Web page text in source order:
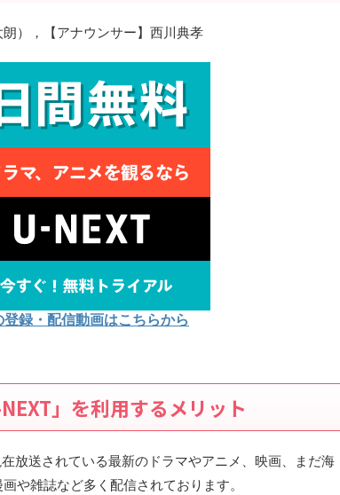
），【アナウンサー】西川典孝
録・配信動画はこちらから
」を利用するメリット
放送されている最新のドラマやアニメ、映画、まだ海
や雑誌など多く配信されております。